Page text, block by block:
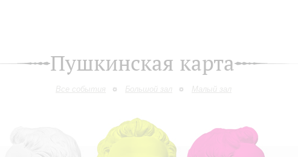
Пушкинская карта
Все события Большой зал Малый зал